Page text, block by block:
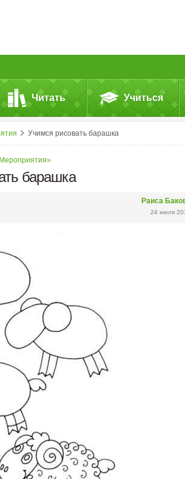
Читать Учиться
Учимся рисовать барашка
барашка
Раиса
24 июля